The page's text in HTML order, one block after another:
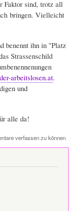
Faktor sind, trotz all
bringen. Vielleicht
benennt ihn in "Platz
Strassenschild
arbeitslosen.at.
und
alle da!
verfassen zu können